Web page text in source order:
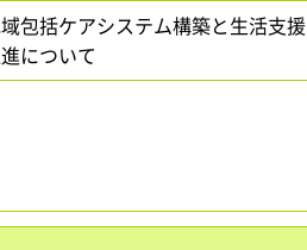
包括ケアシステム構築と生活支援
について